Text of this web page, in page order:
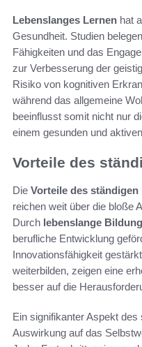
Lebenslanges Lernen hat
Gesundheit. Studien
Fähigkeiten und das
zur Verbesserung der
Risiko von kognitiven
während das allgemeine
beeinflusst somit nicht nur
einem gesunden und
Vorteile des
Die Vorteile des ständigen
reichen weit über die bloße
Durch lebenslange Bildung
berufliche Entwicklung
Innovationsfähigkeit
weiterbilden, zeigen eine
besser auf die
Ein signifikanter Aspekt
Auswirkung auf das